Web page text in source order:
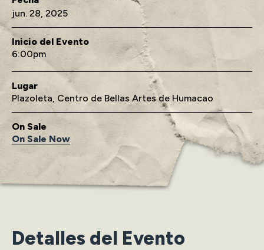
jun.28 , 2025
Inicio del Evento
6:00
Lugar
Plazoleta, Centro de Bellas Artes de Humacao
On Sale
On Sale Now
Detalles del Evento